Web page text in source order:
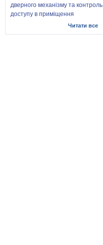
дверного механізму та контроль
доступу в приміщення
Читати все